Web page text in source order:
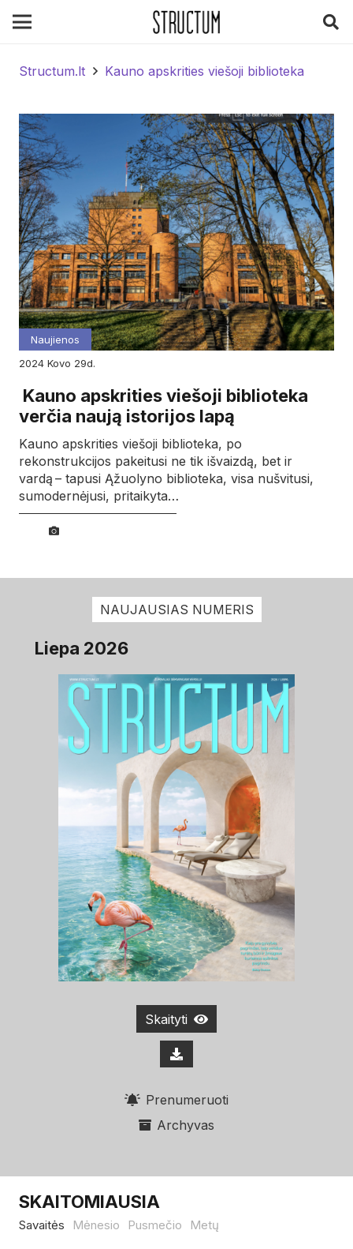
Structum.lt Kauno apskrities viešoji biblioteka
Naujienos
2024
kovo 29d.
Kauno apskrities viešoji biblioteka
verčia naują istorijos lapą
Kauno apskrities viešoji biblioteka, po
rekonstrukcijos pakeitusi ne tik išvaizdą, bet ir
vardą – tapusi Ąžuolyno biblioteka, visa nušvitusi,
sumodernėjusi, pritaikyta…
NAUJAUSIAS NUMERIS
Liepa 2026
Skaityti
Prenumeruoti
Archyvas
SKAITOMIAUSIA
Savaitės Mėnesio Pusmečio Metų